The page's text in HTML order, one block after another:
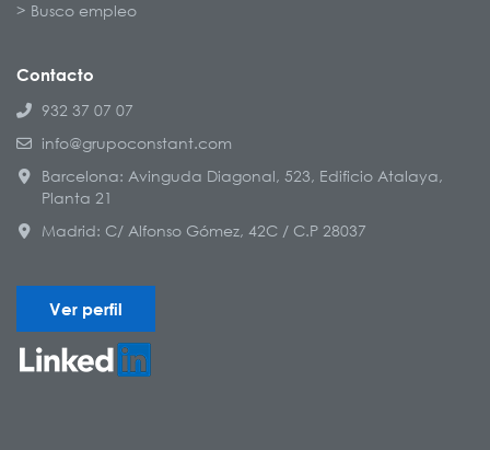
Busco empleo
Contacto
932 37 07 07
info@grupoconstant.com
Barcelona: Avinguda Diagonal, 523, Edificio Atalaya,
Planta 21
Madrid: C/ Alfonso Gómez, 42C / C.P 28037
Ver perfil